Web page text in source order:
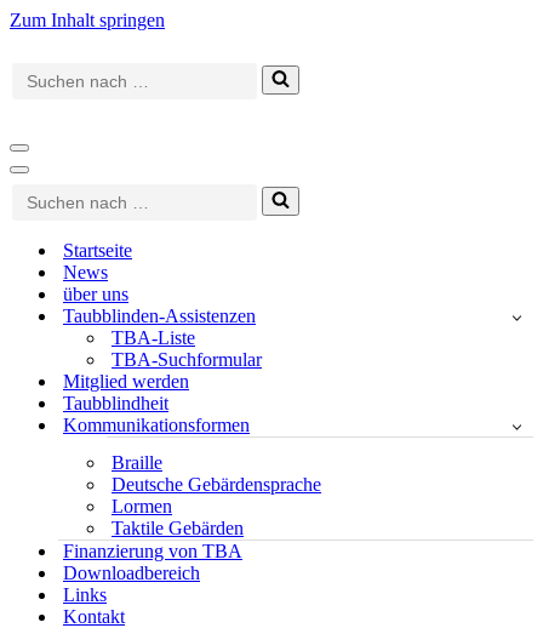
Zum Inhalt springen
Suchen
nach …
Navigationsmenü
Navigationsmenü
Suchen
nach …
Startseite
News
über uns
Taubblinden-Assistenzen
TBA-Liste
TBA-Suchformular
Mitglied werden
Taubblindheit
Kommunikationsformen
Braille
Deutsche Gebärdensprache
Lormen
Taktile Gebärden
Finanzierung von TBA
Downloadbereich
Links
Kontakt